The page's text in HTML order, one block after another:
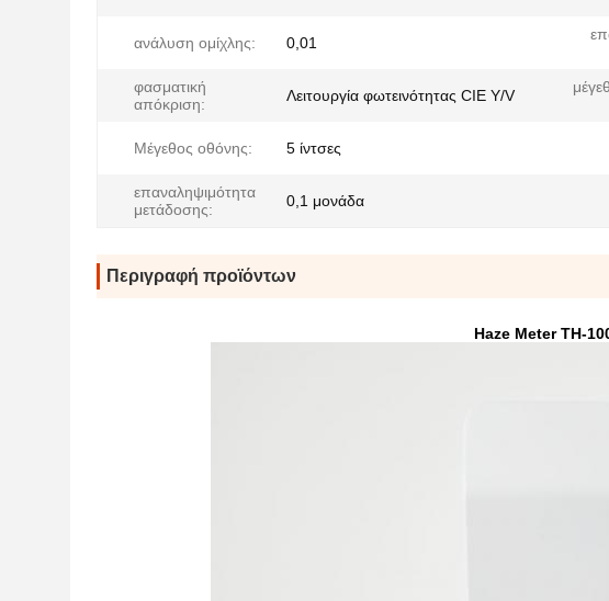
ανάλυση ομίχλης: 0,01
φασματική
απόκριση:
Λειτουργία φωτεινότητας CIE Y/V
Μέγεθος οθόνης: 5 ίντσες
επαναληψιμότητα
μετάδοσης:
0,1 μονάδα
Περιγραφή προϊόντων
Haze Meter TH-